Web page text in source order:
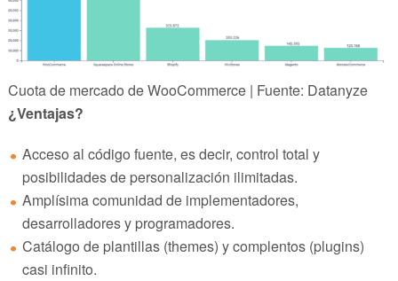
Cuota de mercado de WooCommerce | Fuente: Datanyze
¿Ventajas?
Acceso al código fuente, es decir, control total y
posibilidades de personalización ilimitadas.
Amplísima comunidad de implementadores,
desarrolladores y programadores.
Catálogo de plantillas (themes) y complentos (plugins)
casi infinito.